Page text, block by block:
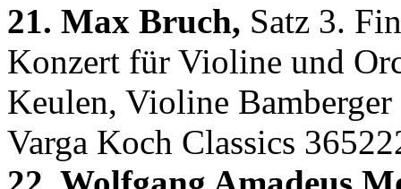
21. Max Bruch, Satz 3.
Konzert für Violine und
Keulen, Violine
Varga Koch Classics